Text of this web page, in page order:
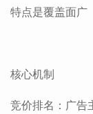
特点是覆盖面广
‌核心机制‌
竞价排名‌：广告